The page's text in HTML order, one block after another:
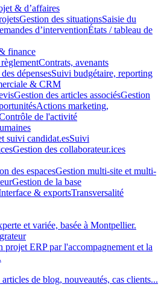
& d’affaires
Gestion des situationsSaisie du
d’interventionÉtats / tableau de
finance
Contrats, avenants
dépensesSuivi budgétaire, reporting
& CRM
Gestion des articles associésGestion
Actions marketing,
de l'activité
suivi candidat.esSuivi
Gestion des collaborateur.ices
des espacesGestion multi-site et multi-
Gestion de la base
& exportsTransversalité
et variée, basée à Montpellier.
projet ERP par l'accompagnement et la
de blog, nouveautés, cas clients...